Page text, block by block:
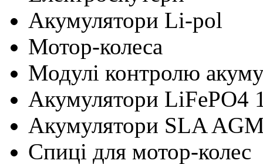
Акумулятори Li-pol
Мотор-колеса
Модулі контролю
Акумулятори LiFePO4
Акумулятори SLA
Cпиці для мотор-колес